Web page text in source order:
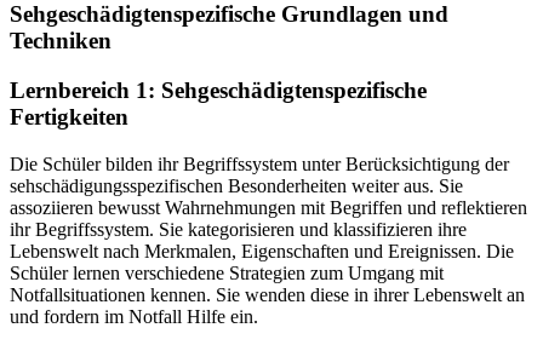
Sehgeschädigtenspezifische Grundlagen und
Techniken
Lernbereich 1: Sehgeschädigtenspezifische
Fertigkeiten
Die Schüler bilden ihr Begriffssystem unter Berücksichtigung der
sehschädigungsspezifischen Besonderheiten weiter aus. Sie
assoziieren bewusst Wahrnehmungen mit Begriffen und reflektieren
ihr Begriffssystem. Sie kategorisieren und klassifizieren ihre
Lebenswelt nach Merkmalen, Eigenschaften und Ereignissen. Die
Schüler lernen verschiedene Strategien zum Umgang mit
Notfallsituationen kennen. Sie wenden diese in ihrer Lebenswelt an
und fordern im Notfall Hilfe ein.